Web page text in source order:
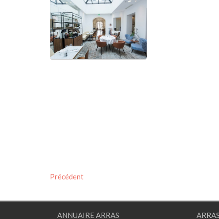
Précédent
ANNUAIRE ARRAS ARRAS